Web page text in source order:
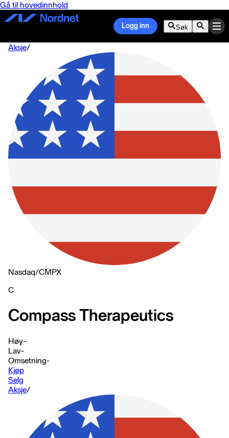
Gå til hovedinnhold
Logg inn Søk
Aksje/
Nasdaq/CMPX
C
Compass Therapeutics
Høy-
Lav-
Omsetning-
Kjøp
Selg
Aksje/